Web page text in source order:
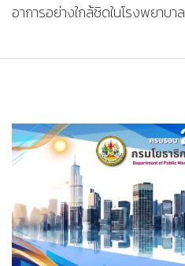
อาการอย่างใกล้ชิดในโรงพยาบาล